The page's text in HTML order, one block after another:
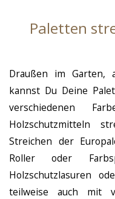
Paletten
Draußen im Garten,
kannst Du Deine
verschiedenen
Holzschutzmitteln
Streichen der
Roller oder
Holzschutzlasuren
teilweise auch mit